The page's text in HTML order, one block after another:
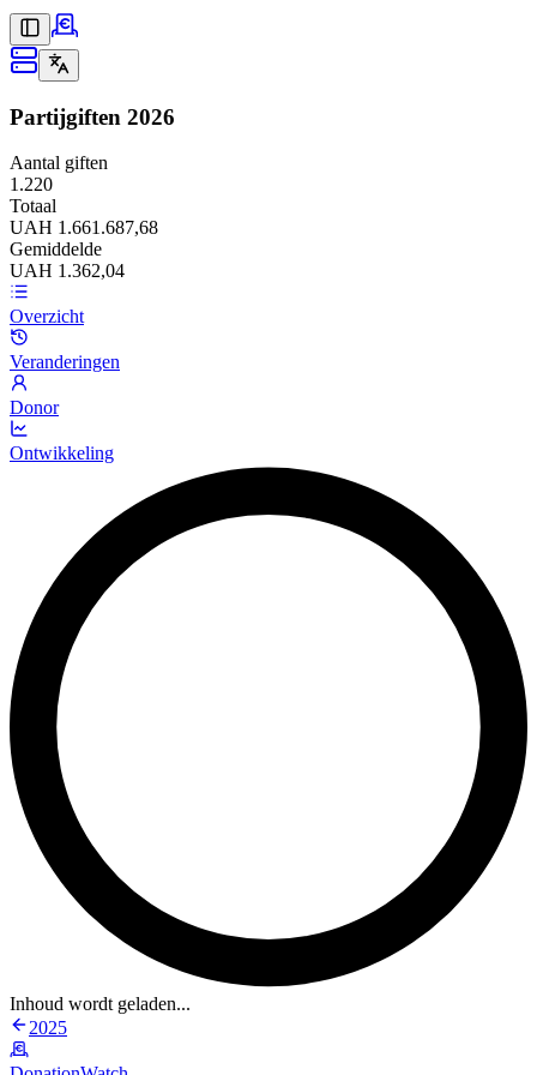
Partijgiften 2026
Aantal giften
1.220
Totaal
UAH 1.661.687,68
Gemiddelde
UAH 1.362,04
Overzicht
Veranderingen
Donor
Ontwikkeling
Inhoud wordt geladen...
2025